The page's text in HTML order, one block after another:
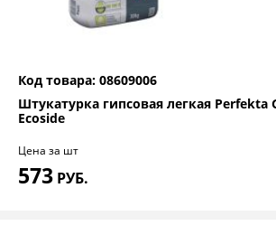
Код товара: 08609006
Штукатурка гипсовая легкая Perfekta
Ecoside
Цена за шт
573 РУБ.